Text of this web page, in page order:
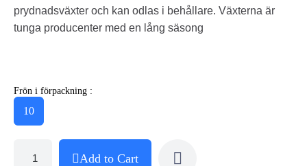
prydnadsväxter och kan odlas i behållare. Växterna är
tunga producenter med en lång säsong
Frön i förpackning :
10
Add to Cart